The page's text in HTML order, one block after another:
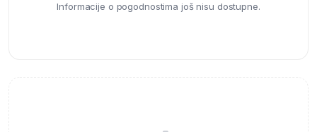
Informacije o pogodnostima još nisu dostupne.